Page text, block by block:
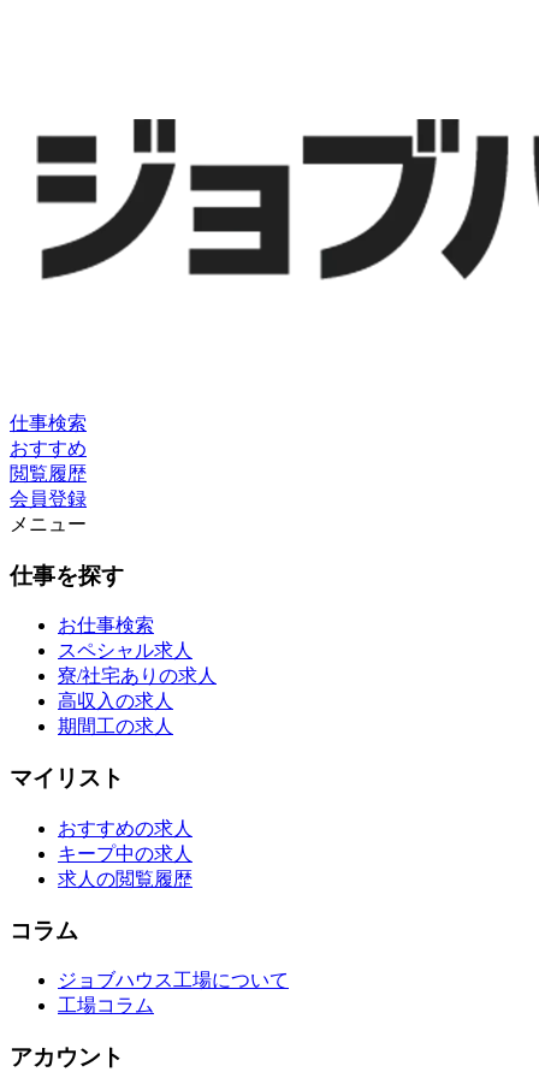
仕事検索
おすすめ
閲覧履歴
会員登録
メニュー
仕事を探す
お仕事検索
スペシャル求人
寮/社宅ありの求人
高収入の求人
期間工の求人
マイリスト
おすすめの求人
キープ中の求人
求人の閲覧履歴
コラム
ジョブハウス工場について
工場コラム
アカウント